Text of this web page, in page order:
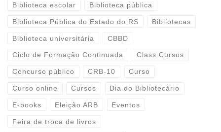
Biblioteca escolar Biblioteca pública
Biblioteca Pública do Estado do RS Bibliotecas
Biblioteca universitária CBBD
Ciclo de Formação Continuada Class Cursos
Concurso público CRB-10 Curso
Curso online Cursos Dia do Bibliotecário
E-books Eleição ARB Eventos
Feira de troca de livros